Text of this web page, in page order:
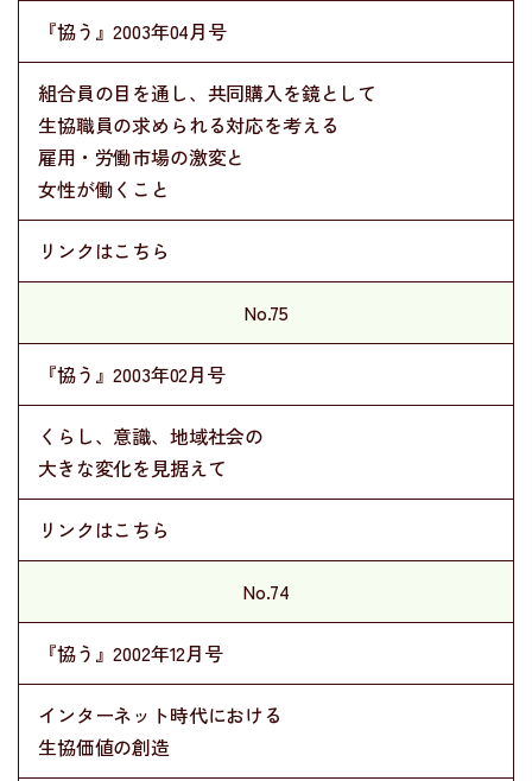
『協う』2003年04月号
組合員の目を通し、共同購入を鏡として
生協職員の求められる対応を考える
雇用・労働市場の激変と
女性が働くこと
リンクはこちら
No.75
『協う』2003年02月号
くらし、意識、地域社会の
大きな変化を見据えて
リンクはこちら
No.74
『協う』2002年12月号
インターネット時代における
生協価値の創造